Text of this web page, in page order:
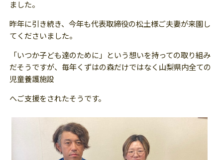
ました。
昨年に引き続き、今年も代表取締役の松土様ご夫妻が来園し
てくださいました。
「いつか子ども達のために」という想いを持っての取り組み
だそうですが、毎年くずはの森だけではなく山梨県内全ての
児童養護施設
へご支援をされたそうです。